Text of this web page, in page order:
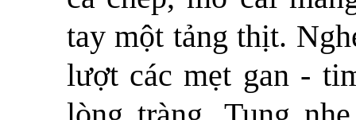
tay một tảng thịt.
lượt các mẹt gan -